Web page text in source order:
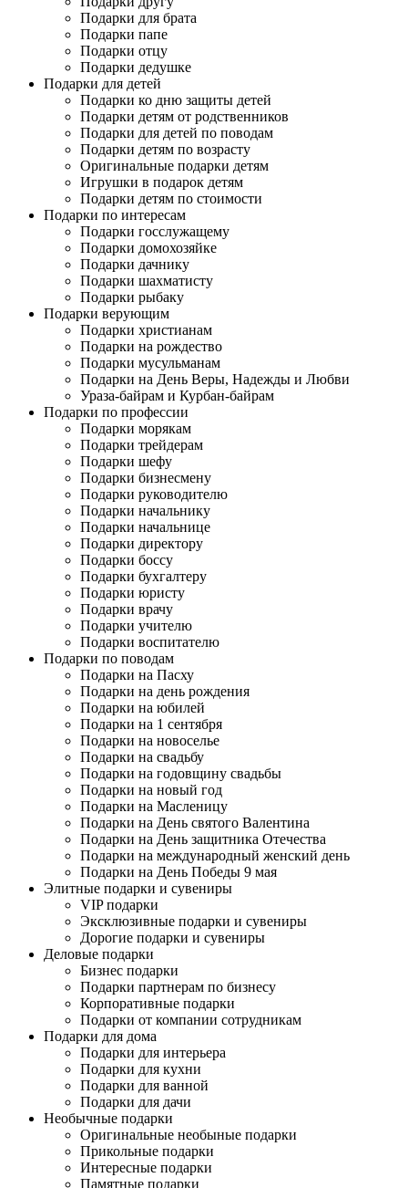
Подарки для брата
Подарки папе
Подарки отцу
Подарки дедушке
Подарки для детей
Подарки ко дню защиты детей
Подарки детям от родственников
Подарки для детей по поводам
Подарки детям по возрасту
Оригинальные подарки детям
Игрушки в подарок детям
Подарки детям по стоимости
Подарки по интересам
Подарки госслужащему
Подарки домохозяйке
Подарки дачнику
Подарки шахматисту
Подарки рыбаку
Подарки верующим
Подарки христианам
Подарки на рождество
Подарки мусульманам
Подарки на День Веры, Надежды и Любви
Ураза-байрам и Курбан-байрам
Подарки по профессии
Подарки морякам
Подарки трейдерам
Подарки шефу
Подарки бизнесмену
Подарки руководителю
Подарки начальнику
Подарки начальнице
Подарки директору
Подарки боссу
Подарки бухгалтеру
Подарки юристу
Подарки врачу
Подарки учителю
Подарки воспитателю
Подарки по поводам
Подарки на Пасху
Подарки на день рождения
Подарки на юбилей
Подарки на 1 сентября
Подарки на новоселье
Подарки на свадьбу
Подарки на годовщину свадьбы
Подарки на новый год
Подарки на Масленицу
Подарки на День святого Валентина
Подарки на День защитника Отечества
Подарки на международный женский день
Подарки на День Победы 9 мая
Элитные подарки и сувениры
VIP подарки
Эксклюзивные подарки и сувениры
Дорогие подарки и сувениры
Деловые подарки
Бизнес подарки
Подарки партнерам по бизнесу
Корпоративные подарки
Подарки от компании сотрудникам
Подарки для дома
Подарки для интерьера
Подарки для кухни
Подарки для ванной
Подарки для дачи
Необычные подарки
Оригинальные необыные подарки
Прикольные подарки
Интересные подарки
Памятные подарки